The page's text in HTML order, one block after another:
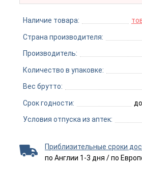
Наличие товара:
Страна производителя:
Производитель:
Количество в упаковке:
Вес брутто:
Срок годности:
Условия отпуска из аптек:
Приблизительные сроки
по Англии 1-3 дня / по